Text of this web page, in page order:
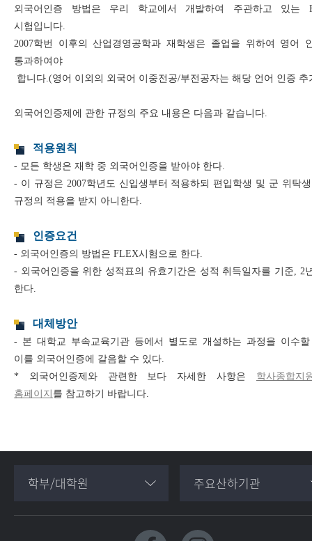
외국어인증 방법은 우리 학교에서 개발하여 주관하고 있는
시험입니다.
2007학번 이후의 산업경영공학과 재학생은 졸업을 위하여 영어
통과하여야
합니다.(영어 이외의 외국어 이중전공/부전공자는 해당 언어 인증 추
외국어인증제에 관한 규정의 주요 내용은 다음과 같습니다.
적용원칙
- 모든 학생은 재학 중 외국어인증을 받아야 한다.
- 이 규정은 2007학년도 신입생부터 적용하되 편입학생 및 군 위탁
규정의 적용을 받지 아니한다.
인증요건
- 외국어인증의 방법은 FLEX시험으로 한다.
- 외국어인증을 위한 성적표의 유효기간은 성적 취득일자를 기준, 2
한다.
대체방안
- 본 대학교 부속교육기관 등에서 별도로 개설하는 과정을 이수
이를 외국어인증에 갈음할 수 있다.
* 외국어인증제와 관련한 보다 자세한 사항은 학사종합지
홈페이지 를 참고하기 바랍니다.
학부/대학원 주요산하기관